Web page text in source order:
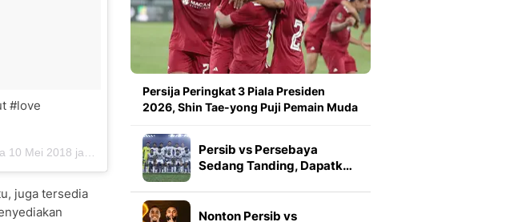
#love
10 Mei 2018 jam 8:52 PDT
juga tersedia
Persija Peringkat 3 Piala Presiden
2026, Shin Tae-yong Puji Pemain Muda
Persib vs Persebaya
Sedang Tanding, Dapatk…
Nonton Persib vs